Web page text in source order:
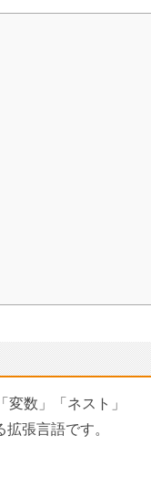
数」「ネスト」
張言語です。